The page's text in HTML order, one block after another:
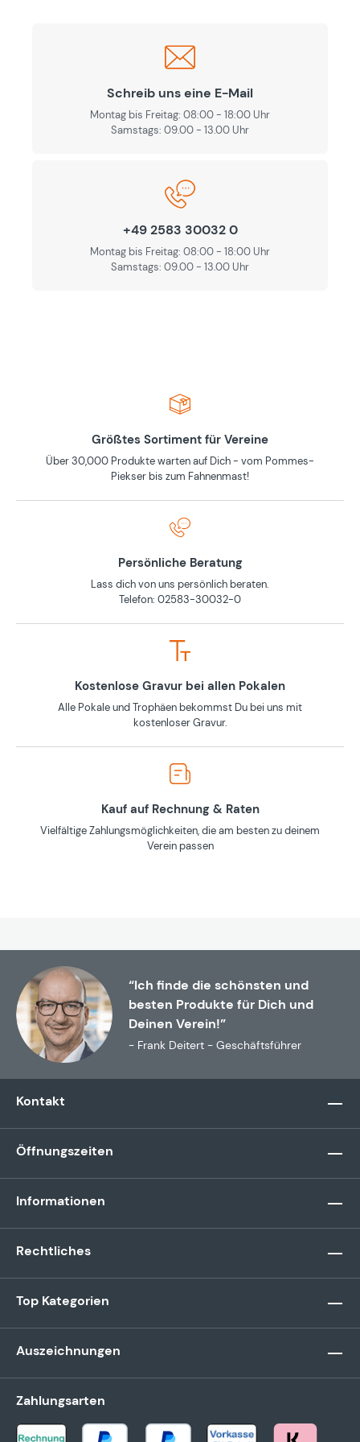
Schreib uns eine E-Mail
Montag bis Freitag: 08:00 - 18:00 Uhr
Samstags: 09.00 - 13.00 Uhr
+49 2583 30032 0
Montag bis Freitag: 08:00 - 18:00 Uhr
Samstags: 09.00 - 13.00 Uhr
Größtes Sortiment für Vereine
Über 30,000 Produkte warten auf Dich - vom Pommes-
Piekser bis zum Fahnenmast!
Persönliche Beratung
Lass dich von uns persönlich beraten.
Telefon: 02583-30032-0
Kostenlose Gravur bei allen Pokalen
Alle Pokale und Trophäen bekommst Du bei uns mit
kostenloser Gravur.
Kauf auf Rechnung & Raten
Vielfältige Zahlungsmöglichkeiten, die am besten zu deinem
Verein passen
“Ich finde die schönsten und
besten Produkte für Dich und
Deinen Verein!”
- Frank Deitert - Geschäftsführer
Kontakt
Öffnungszeiten
Informationen
Rechtliches
Top Kategorien
Auszeichnungen
Zahlungsarten